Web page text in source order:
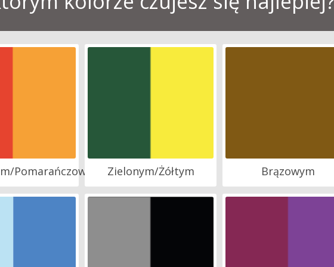
Pomarańczowym Zielonym/Żółtym Brązowym